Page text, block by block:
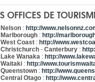
OFFICES DE
Nelson : http://
Marlborough : http://
West Coast : http://
Christchurch -Canterbury :
Lake Wanaka : http://
Waitaki : http://
Queenstown : http://
Central Otago : http://